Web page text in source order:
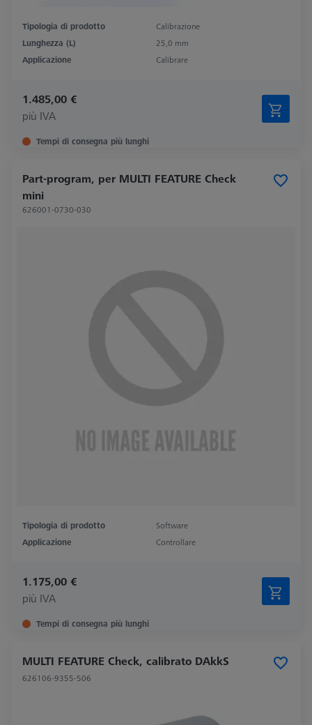
Tipologia di prodotto
Calibrazione
Lunghezza (L)
25,0 mm
Applicazione
Calibrare
1.485,00 €
più IVA
Tempi di consegna più lunghi
Part-program, per MULTI FEATURE Check
mini
626001-0730-030
Tipologia di prodotto
Software
Applicazione
Controllare
1.175,00 €
più IVA
Tempi di consegna più lunghi
MULTI FEATURE Check, calibrato DAkkS
626106-9355-506